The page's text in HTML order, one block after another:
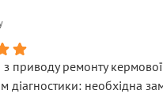
з приводу ремонту
діагностики: необхідна